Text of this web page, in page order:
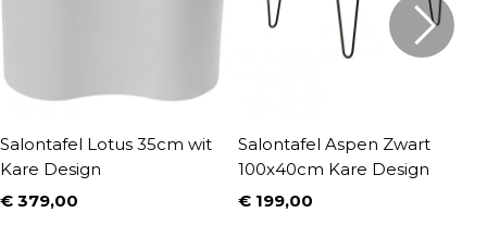
Salontafel Lotus 35cm wit
Kare Design
Prijs
€ 379,00
Salontafel Aspen Zwart
100x40cm Kare Design
Prijs
€ 199,00